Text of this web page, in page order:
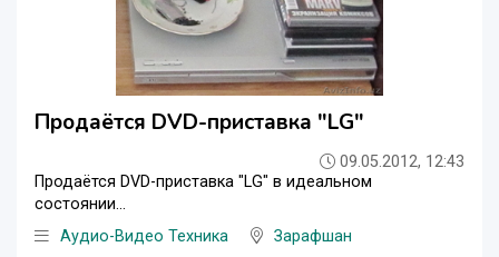
Продаётся DVD-приставка "LG"
09.05.2012, 12:43
Продаётся DVD-приставка "LG" в идеальном
состоянии...
Аудио-Видео Техника
Зарафшан